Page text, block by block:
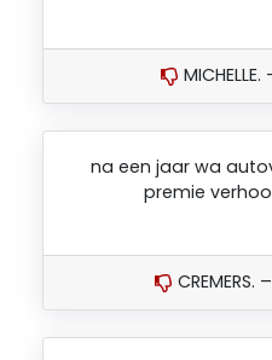
na een jaar wa
premie